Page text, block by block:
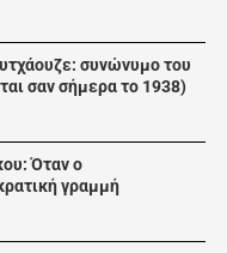
συνώνυμο του
σαν σήμερα το 1938)
Όταν ο
γραμμή